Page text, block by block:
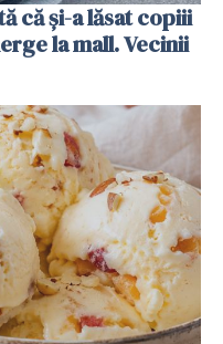
că și-a lăsat copiii
la mall. Vecinii